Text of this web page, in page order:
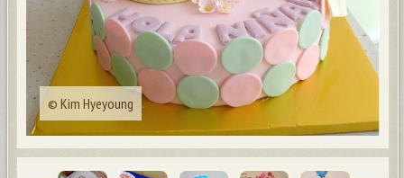
© Kim Hyeyoung